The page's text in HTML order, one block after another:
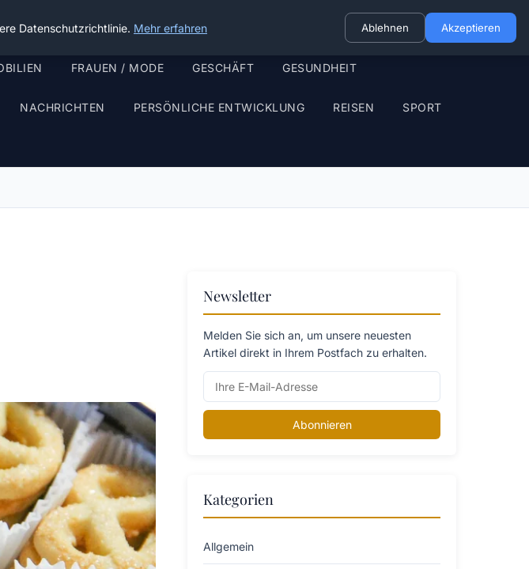
FRAUEN / MODE GESCHÄFT GESUNDHEIT
NACHRICHTEN PERSÖNLICHE ENTWICKLUNG REISEN SPORT
Newsletter
Melden Sie sich an, um unsere neuesten
Artikel direkt in Ihrem Postfach zu erhalten.
Abonnieren
Kategorien
Allgemein
Datenschutzrichtlinie. Mehr erfahren Ablehnen Akzeptieren